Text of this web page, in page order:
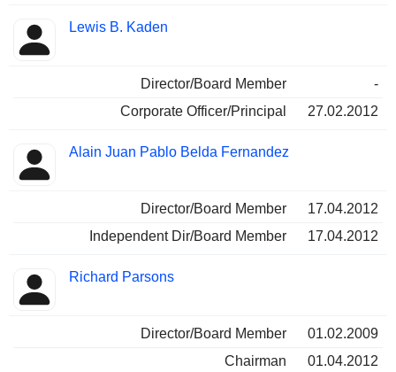
Lewis B. Kaden
Director/Board Member
-
Corporate Officer/Principal
27.02.2012
Alain Juan Pablo Belda Fernandez
Director/Board Member
17.04.2012
Independent Dir/Board Member
17.04.2012
Richard Parsons
Director/Board Member
01.02.2009
Chairman
01.04.2012